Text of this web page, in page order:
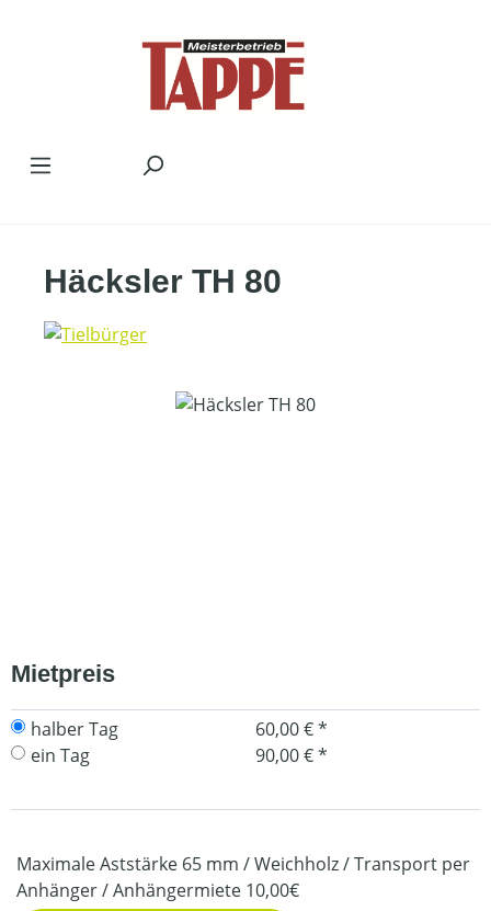
Häcksler TH 80
Bildergalerie überspringen
Mietpreis
halber Tag
60,00 € *
ein Tag
90,00 € *
Maximale Aststärke 65 mm / Weichholz / Transport per
Anhänger / Anhängermiete 10,00€